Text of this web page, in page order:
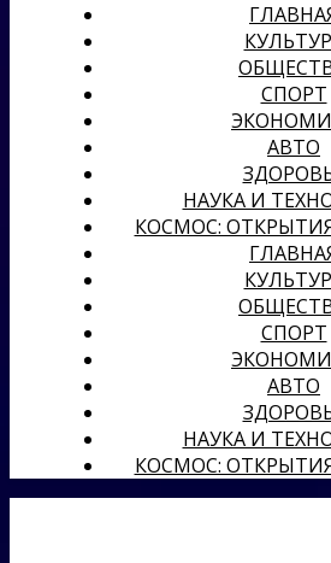
СПОРТ
АВТО
НАУКА И
КОСМОС:
СПОРТ
АВТО
НАУКА И
КОСМОС: